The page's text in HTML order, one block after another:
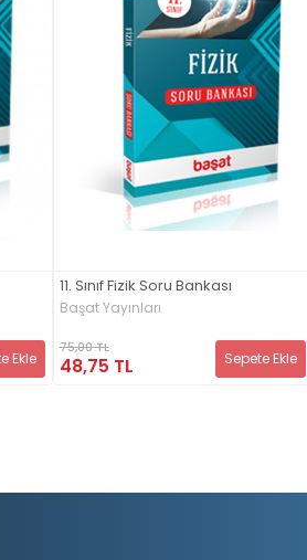
Ekle
11. Sınıf Fizik Soru Bankası
Başat Yayınları
75,00 TL
48,75 TL Sepete Ekle